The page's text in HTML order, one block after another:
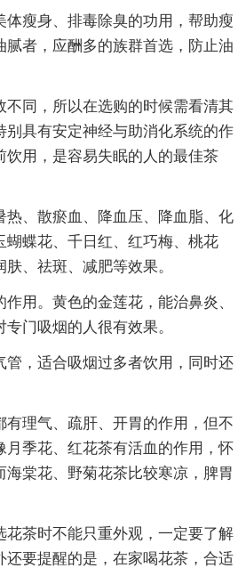
体瘦身、排毒除臭的功用，帮助瘦
腻者，应酬多的族群首选，防止油
不同，所以在选购的时候需看清其
别具有安定神经与助消化系统的作
饮用，是容易失眠的人的最佳茶
热、散瘀血、降血压、降血脂、化
蝴蝶花、千日红、红巧梅、桃花
、祛斑、减肥等效果。
用。黄色的金莲花，能治鼻炎、
门吸烟的人很有效果。
管，适合吸烟过多者饮用，同时还
有理气、疏肝、开胃的作用，但不
月季花、红花茶有活血的作用，怀
海棠花、野菊花茶比较寒凉，脾胃
花茶时不能只重外观，一定要了解
还要提醒的是，在家喝花茶，合适